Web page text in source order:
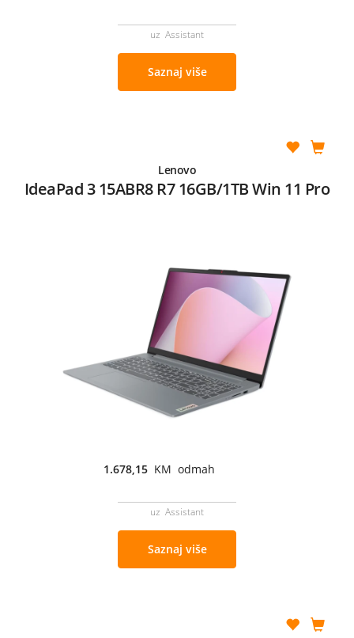
uz Assistant
Saznaj više
Lenovo
IdeaPad 3 15ABR8 R7 16GB/1TB Win 11 Pro
1.678,15 KM odmah
uz Assistant
Saznaj više